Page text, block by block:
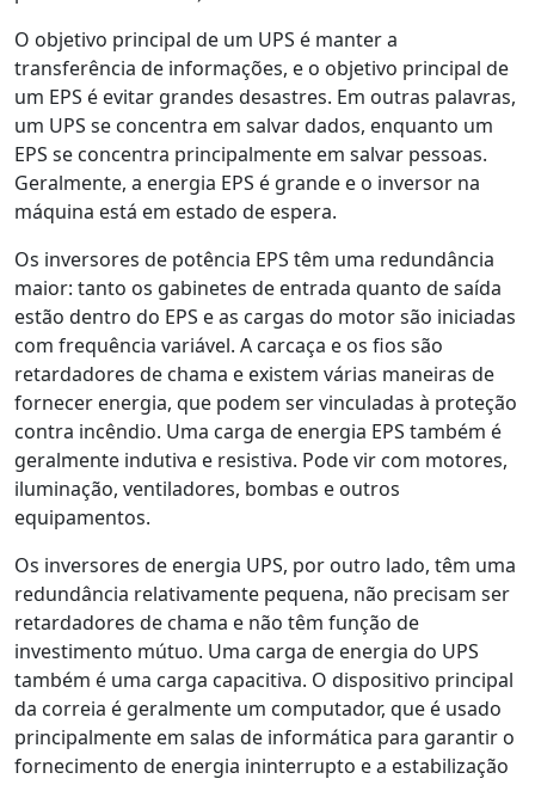
O objetivo principal de um UPS é manter a
transferência de informações, e o objetivo principal de
um EPS é evitar grandes desastres. Em outras palavras,
um UPS se concentra em salvar dados, enquanto um
EPS se concentra principalmente em salvar pessoas.
Geralmente, a energia EPS é grande e o inversor na
máquina está em estado de espera.
Os inversores de potência EPS têm uma redundância
maior: tanto os gabinetes de entrada quanto de saída
estão dentro do EPS e as cargas do motor são iniciadas
com frequência variável. A carcaça e os fios são
retardadores de chama e existem várias maneiras de
fornecer energia, que podem ser vinculadas à proteção
contra incêndio. Uma carga de energia EPS também é
geralmente indutiva e resistiva. Pode vir com motores,
iluminação, ventiladores, bombas e outros
equipamentos.
Os inversores de energia UPS, por outro lado, têm uma
redundância relativamente pequena, não precisam ser
retardadores de chama e não têm função de
investimento mútuo. Uma carga de energia do UPS
também é uma carga capacitiva. O dispositivo principal
da correia é geralmente um computador, que é usado
principalmente em salas de informática para garantir o
fornecimento de energia ininterrupto e a estabilização